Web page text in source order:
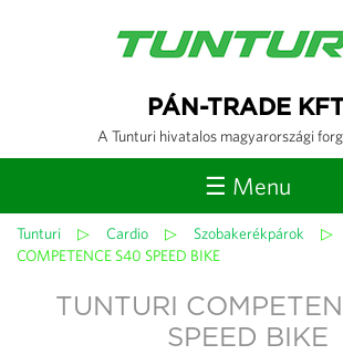
PÁN-TRADE
A Tunturi hivatalos magyarországi
☰ Menu
Jelenlegi
Tunturi ▷ Cardio ▷ Szobakerékpárok ▷
COMPETENCE S40 SPEED BIKE
TUNTURI
SPEED BIKE